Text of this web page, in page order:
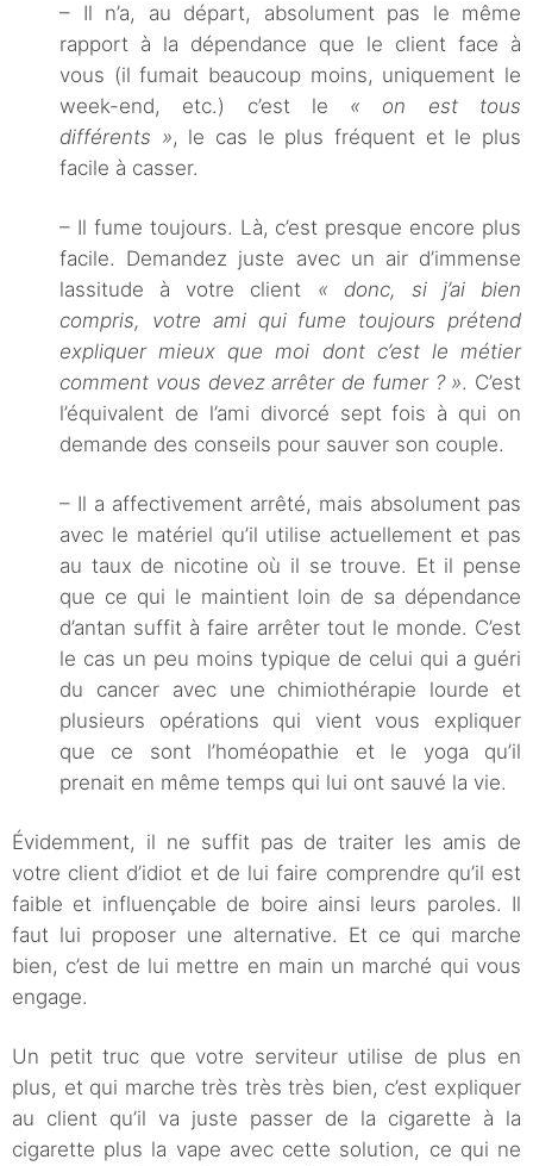
– Il n’a, au départ, absolument pas le même
rapport à la dépendance que le client face à
vous (il fumait beaucoup moins, uniquement le
week-end, etc.) c’est le « on est tous
différents », le cas le plus fréquent et le plus
facile à casser.
– Il fume toujours. Là, c’est presque encore plus
facile. Demandez juste avec un air d’immense
lassitude à votre client « donc, si j’ai bien
compris, votre ami qui fume toujours prétend
expliquer mieux que moi dont c’est le métier
comment vous devez arrêter de fumer ? ». C’est
l’équivalent de l’ami divorcé sept fois à qui on
demande des conseils pour sauver son couple.
– Il a affectivement arrêté, mais absolument pas
avec le matériel qu’il utilise actuellement et pas
au taux de nicotine où il se trouve. Et il pense
que ce qui le maintient loin de sa dépendance
d’antan suffit à faire arrêter tout le monde. C’est
le cas un peu moins typique de celui qui a guéri
du cancer avec une chimiothérapie lourde et
plusieurs opérations qui vient vous expliquer
que ce sont l’homéopathie et le yoga qu’il
prenait en même temps qui lui ont sauvé la vie.
Évidemment, il ne suffit pas de traiter les amis de
votre client d’idiot et de lui faire comprendre qu’il est
faible et influençable de boire ainsi leurs paroles. Il
faut lui proposer une alternative. Et ce qui marche
bien, c’est de lui mettre en main un marché qui vous
engage.
Un petit truc que votre serviteur utilise de plus en
plus, et qui marche très très très bien, c’est expliquer
au client qu’il va juste passer de la cigarette à la
cigarette plus la vape avec cette solution, ce qui ne